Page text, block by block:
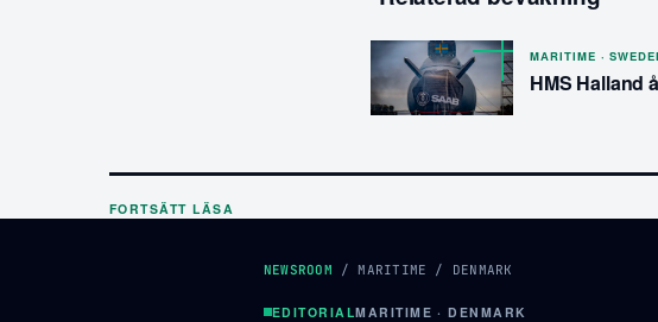
MARITIME ·
HMS Halland
FORTSÄTT LÄSA
NEWSROOM /MARITIME / DENMARK
EDITORIALMARITIME · DENMARK